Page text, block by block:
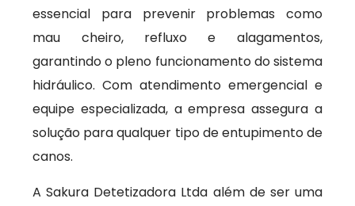
essencial para prevenir problemas como
mau cheiro, refluxo e alagamentos,
garantindo o pleno funcionamento do sistema
hidráulico. Com atendimento emergencial e
equipe especializada, a empresa assegura a
solução para qualquer tipo de entupimento de
canos.
A Sakura Detetizadora Ltda além de ser uma